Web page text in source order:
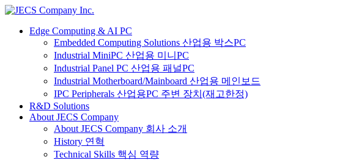
Edge Computing & AI PC
Embedded Computing Solutions 산업용 박스PC
Industrial MiniPC 산업용 미니PC
Industrial Panel PC 산업용 패널PC
Industrial Motherboard/Mainboard 산업용 메인보드
IPC Peripherals 산업용PC 주변 장치(재고한정)
R&D Solutions
About JECS Company
About JECS Company 회사 소개
History 연혁
Technical Skills 핵심 역량